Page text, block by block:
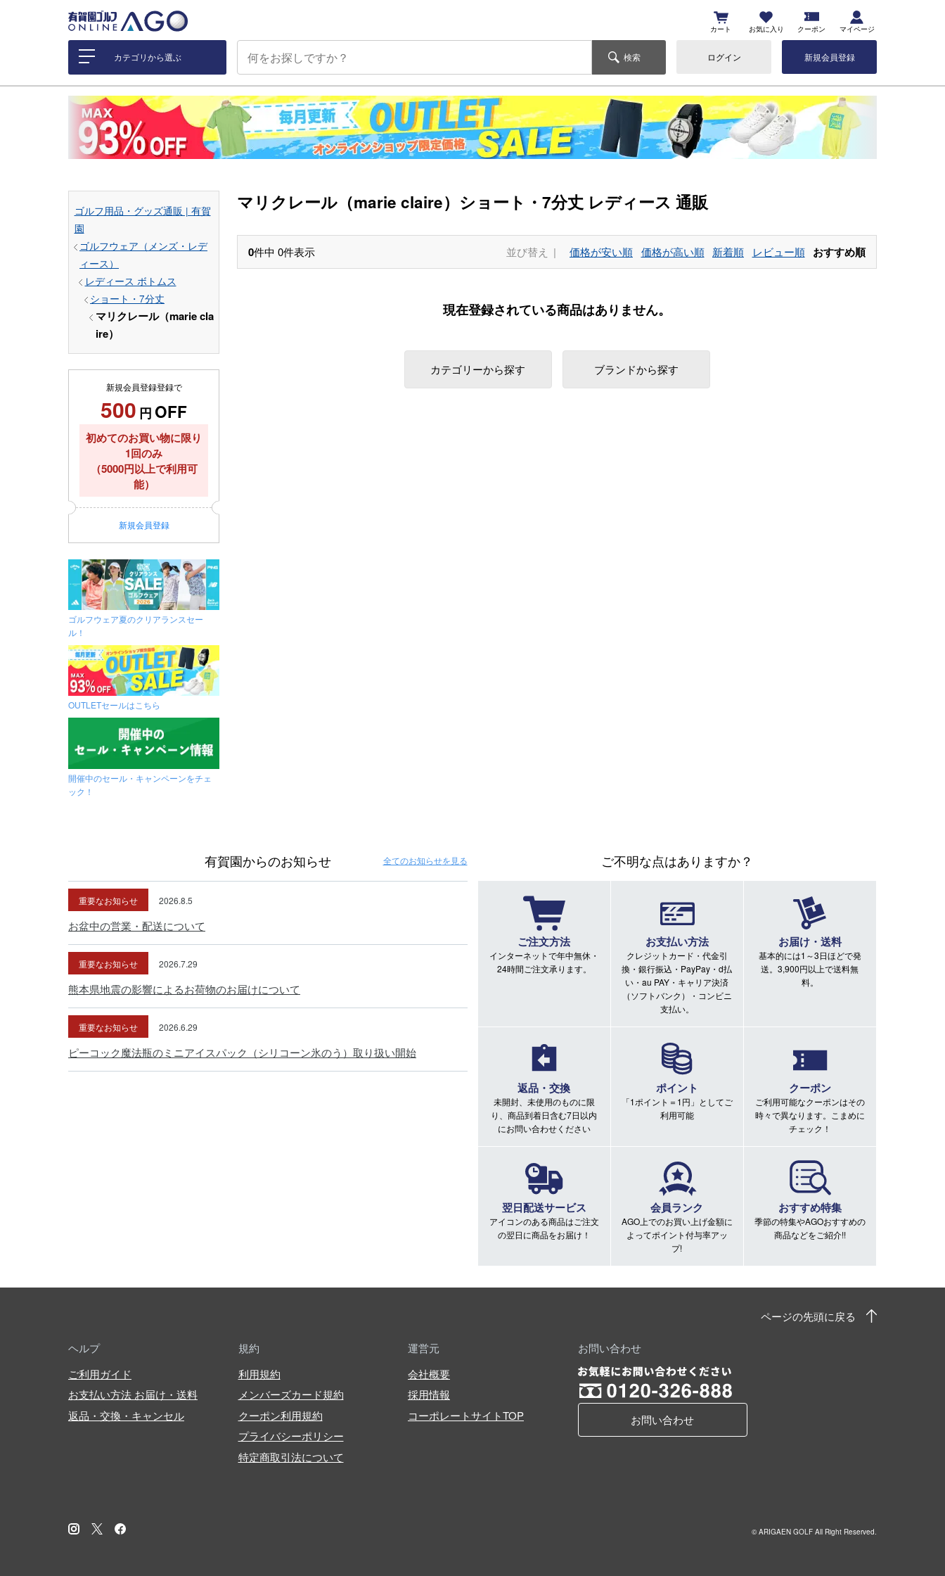
カート お気に入り クーポン マイページ
カテゴリから選ぶ 検索 ログイン 新規会員登録
ゴルフ用品・グッズ通販 | 有賀
園
ゴルフウェア（メンズ・レデ
ィース）
レディース ボトムス
ショート・7分丈
マリクレール（marie cla
ire）
新規会員登録登録で
500 円 OFF
初めてのお買い物に限り
1回のみ
（5000円以上で利用可
能）
新規会員登録
ゴルフウェア夏のクリアランスセー
ル！
OUTLETセールはこちら
開催中のセール・キャンペーンをチェ
ック！
マリクレール（marie claire）ショート・7分丈 レディース 通販
並び替え 価格が安い順 価格が高い順 新着順 レビュー順 おすすめ順
0件中 0件表示
現在登録されている商品はありません。
カテゴリーから探す ブランドから探す
有賀園からのお知らせ 全てのお知らせを見る
重要なお知らせ 2026.8.5
お盆中の営業・配送について
重要なお知らせ 2026.7.29
熊本県地震の影響によるお荷物のお届けについて
重要なお知らせ 2026.6.29
ピーコック魔法瓶のミニアイスパック（シリコーン氷のう）取り扱い開始
ご不明な点はありますか？
ご注文方法
インターネットで年中無休・
24時間ご注文承ります。
お支払い方法
クレジットカード・代金引
換・銀行振込・PayPay・d払
い・au PAY・キャリア決済
（ソフトバンク）・コンビニ
支払い。
お届け・送料
基本的には1～3日ほどで発
送。3,900円以上で送料無
料。
返品・交換
未開封、未使用のものに限
り、商品到着日含む7日以内
にお問い合わせください
ポイント
「1ポイント＝1円」としてご
利用可能
クーポン
ご利用可能なクーポンはその
時々で異なります。こまめに
チェック！
翌日配送サービス
アイコンのある商品はご注文
の翌日に商品をお届け！
会員ランク
AGO上でのお買い上げ金額に
よってポイント付与率アッ
プ!
おすすめ特集
季節の特集やAGOおすすめの
商品などをご紹介!!
ページの先頭に戻る
ヘルプ
ご利用ガイド
お支払い方法 お届け・送料
返品・交換・キャンセル
規約
利用規約
メンバーズカード規約
クーポン利用規約
プライバシーポリシー
特定商取引法について
運営元
会社概要
採用情報
コーポレートサイトTOP
お問い合わせ
お問い合わせ
© ARIGAEN GOLF All Right Reserved.